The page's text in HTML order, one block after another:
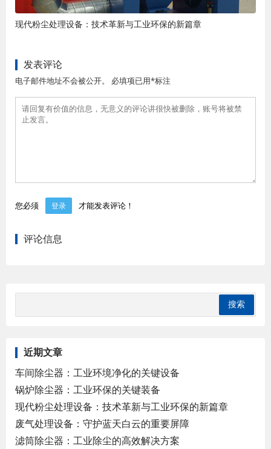
现代粉尘处理设备：技术革新与工业环保的新篇章
发表评论
电子邮件地址不会被公开。 必填项已用*标注
您必须 登录 才能发表评论！
评论信息
近期文章
车间除尘器：工业环境净化的关键设备
锅炉除尘器：工业环保的关键装备
现代粉尘处理设备：技术革新与工业环保的新篇章
废气处理设备：守护蓝天白云的重要屏障
滤筒除尘器：工业除尘的高效解决方案